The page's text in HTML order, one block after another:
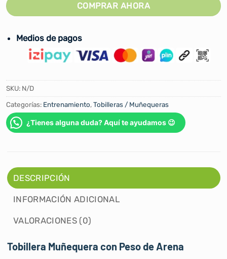
COMPRAR AHORA
Medios de pagos
SKU: N/D
Categorías: Entrenamiento,Tobilleras / Muñequeras
¿Tienes alguna duda? Aquí te ayudamos 😉
DESCRIPCIÓN
INFORMACIÓN ADICIONAL
VALORACIONES (0)
Tobillera Muñequera con Peso de Arena